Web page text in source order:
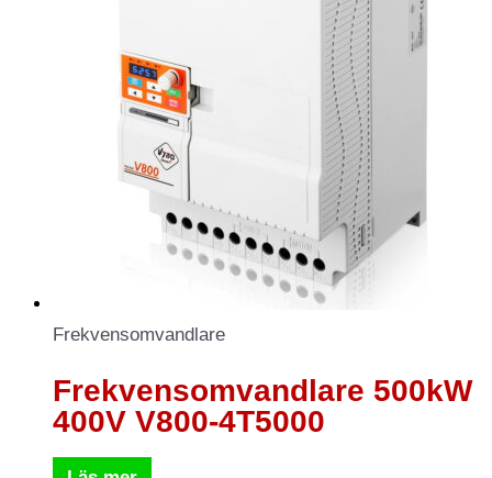
Frekvensomvandlare
Frekvensomvandlare 500kW
400V V800-4T5000